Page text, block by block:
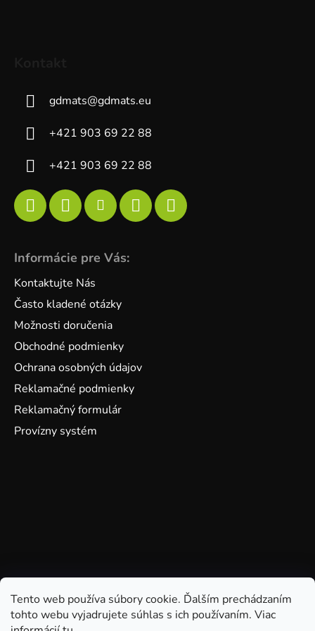
Tento web používa súbory cookie. Ďalším prechádzaním
tohto webu vyjadrujete súhlas s ich používaním. Viac
gdmats@gdmats.eu
+421 903 69 22 88
+421 903 69 22 88
Informácie pre Vás:
Kontaktujte Nás
Často kladené otázky
Možnosti doručenia
Obchodné podmienky
Ochrana osobných údajov
Reklamačné podmienky
Reklamačný formulár
Provízny systém